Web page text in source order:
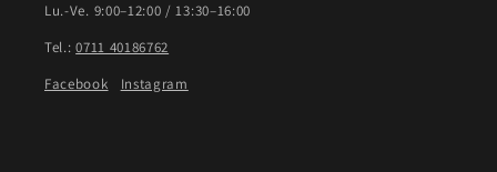
Lu.-Ve. 9:00–12:00 / 13:30–16:00
Tel.:0711 40186762
Facebook
Instagram